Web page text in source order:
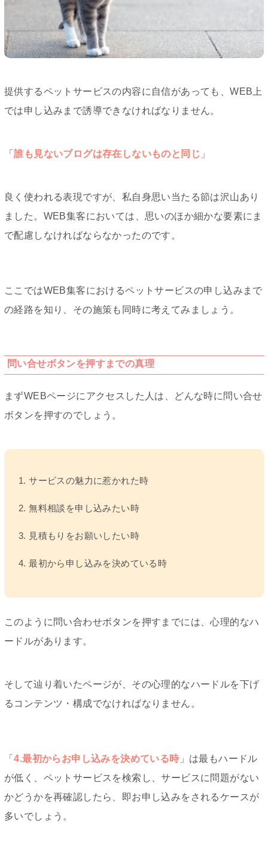
提供するペットサービスの内容に自信があっても、WEB上
では申し込みまで誘導できなければなりません。
「誰も見ないブログは存在しないものと同じ 」
良く使われる表現ですが、私自身思い当たる節は沢山あり
ました。WEB集客においては、思いのほか細かな要素にま
で配慮しなければならなかったのです。
ここではWEB集客におけるペットサービスの申し込みまで
の経路を知り、その施策も同時に考えてみましょう。
問い合せボタンを押すまでの真理
まずWEBページにアクセスした人は、どんな時に問い合せ
ボタンを押すのでしょう。
1. サービスの魅力に惹かれた時
2. 無料相談を申し込みたい時
3. 見積もりをお願いしたい時
4. 最初から申し込みを決めている時
このように問い合わせボタンを押すまでには、心理的なハ
ードルがあります。
そして辿り着いたページが、その心理的なハードルを下げ
るコンテンツ・構成でなければなりません。
「4.最初からお申し込みを決めている時 」は最もハードル
が低く、ペットサービスを検索し、サービスに問題がない
かどうかを再確認したら、即お申し込みをされるケースが
多いでしょう。